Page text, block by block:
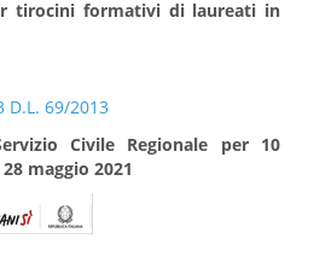
tirocini formativi di laureati in
69/2013
Civile Regionale per 10
maggio 2021